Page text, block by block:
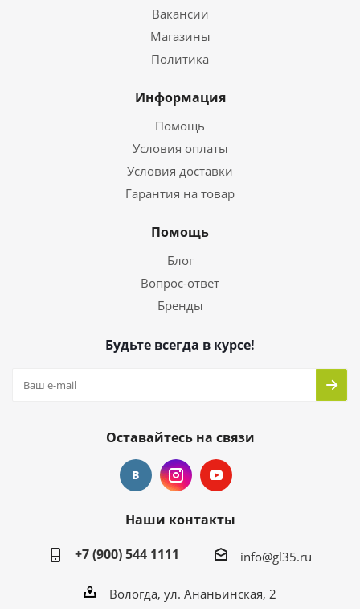
Вакансии
Магазины
Политика
Информация
Помощь
Условия оплаты
Условия доставки
Гарантия на товар
Помощь
Блог
Вопрос-ответ
Бренды
Будьте всегда в курсе!
Оставайтесь на связи
Наши контакты
+7 (900) 544 1111
info@gl35.ru
Вологда, ул. Ананьинская, 2